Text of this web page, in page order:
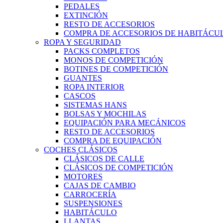
PEDALES
EXTINCIÓN
RESTO DE ACCESORIOS
COMPRA DE ACCESORIOS DE
ROPA Y SEGURIDAD
PACKS COMPLETOS
MONOS DE COMPETICIÓN
BOTINES DE COMPETICIÓN
GUANTES
ROPA INTERIOR
CASCOS
SISTEMAS HANS
BOLSAS Y MOCHILAS
EQUIPACIÓN PARA MECÁNICOS
RESTO DE ACCESORIOS
COMPRA DE EQUIPACIÓN
COCHES CLÁSICOS
CLÁSICOS DE CALLE
CLÁSICOS DE COMPETICIÓN
MOTORES
CAJAS DE CAMBIO
CARROCERÍA
SUSPENSIONES
HABITÁCULO
LLANTAS